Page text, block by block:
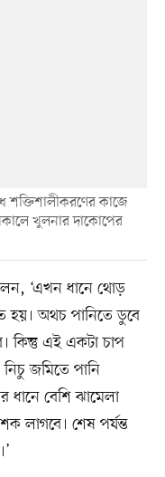
শক্তিশালীকরণের কাজে
খুলনার দাকোপের
‘এখন ধানে থোড়
হয়। অথচ পানিতে ডুবে
কিন্তু এই একটা চাপ
জমিতে পানি
ধানে বেশি ঝামেলা
লাগবে। শেষ পর্যন্ত